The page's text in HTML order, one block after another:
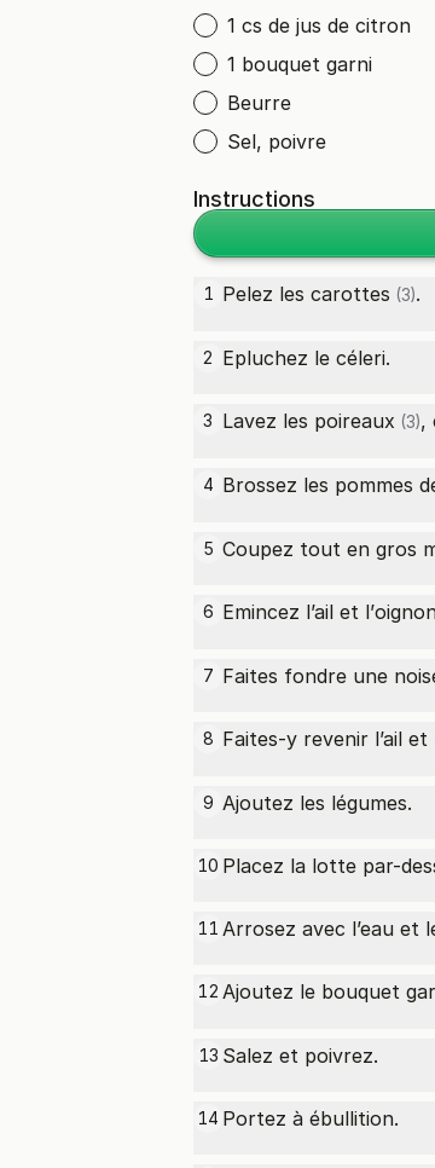
1 cs de jus de citron
1 bouquet garni
Beurre
Sel, poivre
Instructions
1 Pelez les carottes (3).
2 Epluchez le céleri.
3 Lavez les poireaux (3),
4 Brossez les pommes
5 Coupez tout en gros
6 Emincez l’ail et l’
7 Faites fondre une
8 Faites-y revenir l’ail et
9 Ajoutez les légumes.
10 Placez la lotte par-
11 Arrosez avec l’eau et
12 Ajoutez le bouquet
13 Salez et poivrez.
14 Portez à ébullition.